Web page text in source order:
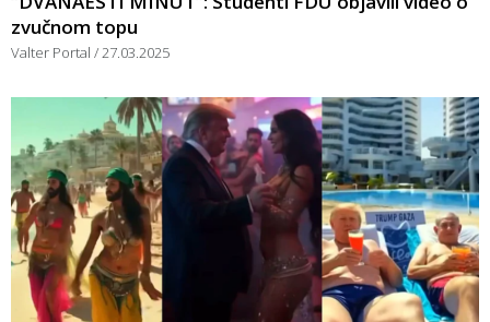
zvučnom topu
Valter Portal 27.03.2025